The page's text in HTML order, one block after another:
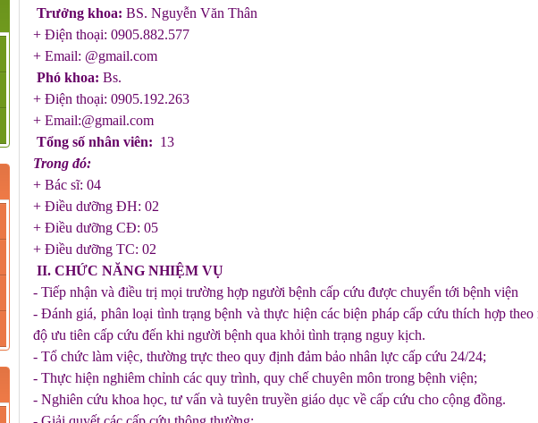
Trưởng khoa: BS. Nguyễn Văn Thân
+ Điện thoại: 0905.882.577
+ Email: @gmail.com
Phó khoa: Bs.
+ Điện thoại: 0905.192.263
+ Email:@gmail.com
Tổng số nhân viên: 13
Trong đó:
+ Bác sĩ: 04
+ Điều dưỡng ĐH: 02
+ Điều dưỡng CĐ: 05
+ Điều dưỡng TC: 02
II. CHỨC NĂNG NHIỆM VỤ
- Tiếp nhận và điều trị mọi trường hợp người bệnh cấp cứu được chuyển tới bệnh viện
- Đánh giá, phân loại tình trạng bệnh và thực hiện các biện pháp cấp cứu thích hợp theo
độ ưu tiên cấp cứu đến khi người bệnh qua khỏi tình trạng nguy kịch.
- Tổ chức làm việc, thường trực theo quy định đảm bảo nhân lực cấp cứu 24/24;
- Thực hiện nghiêm chỉnh các quy trình, quy chế chuyên môn trong bệnh viện;
- Nghiên cứu khoa học, tư vấn và tuyên truyền giáo dục về cấp cứu cho cộng đồng.